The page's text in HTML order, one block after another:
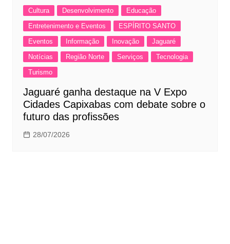
Cultura Desenvolvimento
Educação
Entretenimento e Eventos
ESPÍRITO SANTO
Eventos
Informação Inovação
Jaguaré
Notícias
Região Norte Serviços
Tecnologia
Turismo
Jaguaré ganha destaque na V Expo
Cidades Capixabas com debate sobre o
futuro das profissões
28/07/2026